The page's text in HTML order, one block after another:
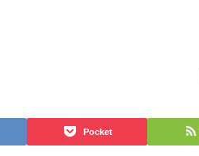
Pocket